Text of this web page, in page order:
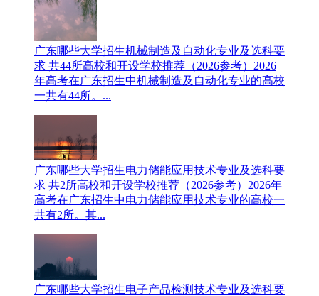
广东哪些大学招生机械制造及自动化专业及选科要
求 共44所高校和开设学校推荐（2026参考） 2026
年高考在广东招生中机械制造及自动化专业的高校
一共有44所。...
广东哪些大学招生电力储能应用技术专业及选科要
求 共2所高校和开设学校推荐（2026参考） 2026年
高考在广东招生中电力储能应用技术专业的高校一
共有2所。其...
广东哪些大学招生电子产品检测技术专业及选科要